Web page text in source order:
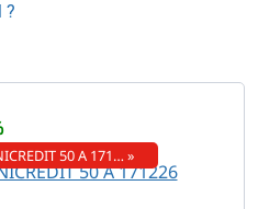
?
50 A 171… »